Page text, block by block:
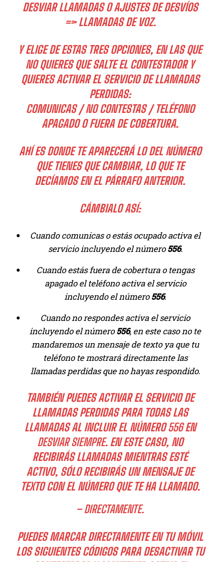
DESVIAR LLAMADAS O AJUSTES DE DESVÍOS
=> LLAMADAS DE VOZ.
Y ELIGE DE ESTAS TRES OPCIONES, EN LAS QUE
NO QUIERES QUE SALTE EL CONTESTADOR Y
QUIERES ACTIVAR EL SERVICIO DE LLAMADAS
PERDIDAS:
COMUNICAS / NO CONTESTAS / TELÉFONO
APAGADO O FUERA DE COBERTURA.
AHÍ ES DONDE TE APARECERÁ LO DEL NÚMERO
QUE TIENES QUE CAMBIAR, LO QUE TE
DECÍAMOS EN EL PÁRRAFO ANTERIOR.
CÁMBIALO ASÍ:
Cuando comunicas o estás ocupado activa el
servicio incluyendo el número556.
Cuando estás fuera de cobertura o tengas
apagado el teléfono activa el servicio
incluyendo el número556.
Cuando no respondes activa el servicio
incluyendo el número556, en este caso no te
mandaremos un mensaje de texto ya que tu
teléfono te mostrará directamente las
llamadas perdidas que no hayas respondido.
TAMBIÉN PUEDES ACTIVAR EL SERVICIO DE
LLAMADAS PERDIDAS PARA TODAS LAS
LLAMADAS AL INCLUIR EL NÚMERO556EN
DESVIAR SIEMPRE. EN ESTE CASO, NO
RECIBIRÁS LLAMADAS MIENTRAS ESTÉ
ACTIVO, SÓLO RECIBIRÁS UN MENSAJE DE
TEXTO CON EL NÚMERO QUE TE HA LLAMADO.
– DIRECTAMENTE.
PUEDES MARCAR DIRECTAMENTE EN TU MÓVIL
LOS SIGUIENTES CÓDIGOS PARA DESACTIVAR TU